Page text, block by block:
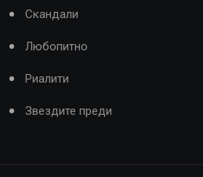
Скандали
Любопитно
Риалити
Звездите преди